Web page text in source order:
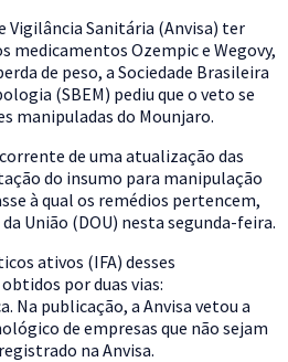
Vigilância Sanitária (Anvisa) ter
medicamentos Ozempic e Wegovy,
de peso, a Sociedade Brasileira
(SBEM) pediu que o veto se
manipuladas do Mounjaro.
de uma atualização das
do insumo para manipulação
à qual os remédios pertencem,
União (DOU) nesta segunda-feira.
ativos (IFA) desses
por duas vias:
Na publicação, a Anvisa vetou a
de empresas que não sejam
na Anvisa.